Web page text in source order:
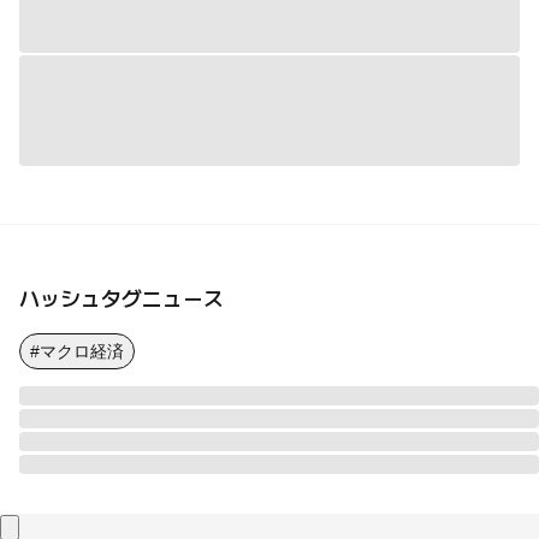
ハッシュタグニュース
#マクロ経済